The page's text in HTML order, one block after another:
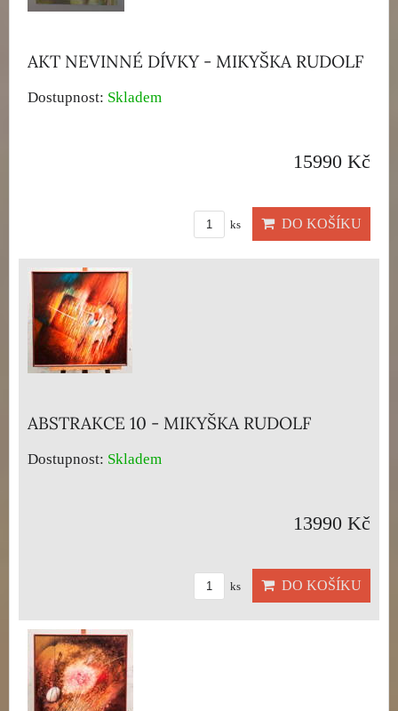
AKT NEVINNÉ DÍVKY - MIKYŠKA RUDOLF
Dostupnost: Skladem
15990 Kč
ks DO KOŠÍKU
ABSTRAKCE 10 - MIKYŠKA RUDOLF
Dostupnost: Skladem
13990 Kč
ks DO KOŠÍKU